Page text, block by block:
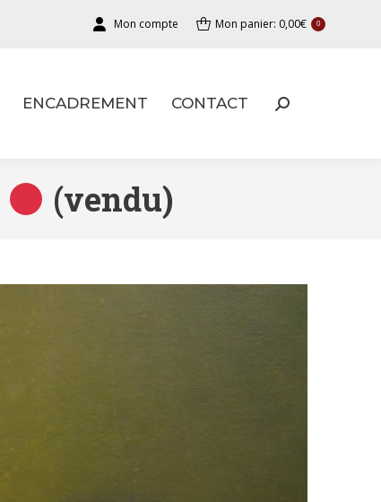
Mon compte Mon panier: 0,00€ 0
ENCADREMENT CONTACT
(vendu)